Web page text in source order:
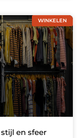
WINKELEN
en sfeer